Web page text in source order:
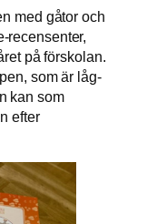
med gåtor och
recensenter,
på förskolan.
som är låg-
kan som
efter